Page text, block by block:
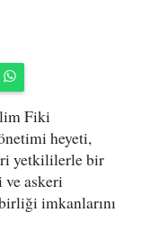
Fiki
heyeti,
yetkililerle bir
ve askeri
imkanlarını